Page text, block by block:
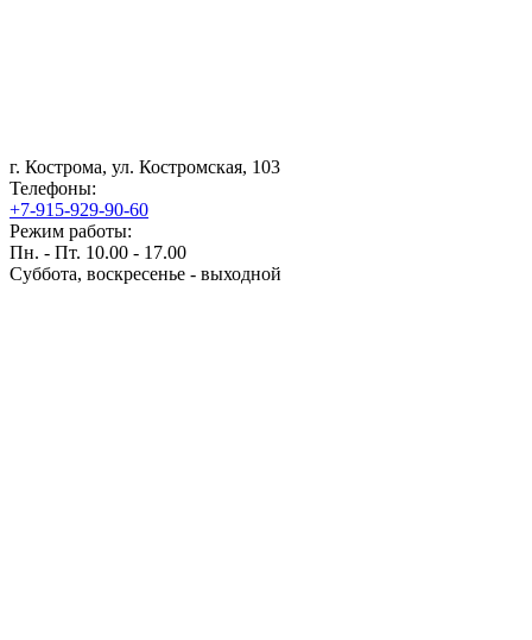
г. Кострома, ул. Костромская, 103
Телефоны:
+7-915-929-90-60
Режим работы:
Пн. - Пт. 10.00 - 17.00
Суббота, воскресенье - выходной